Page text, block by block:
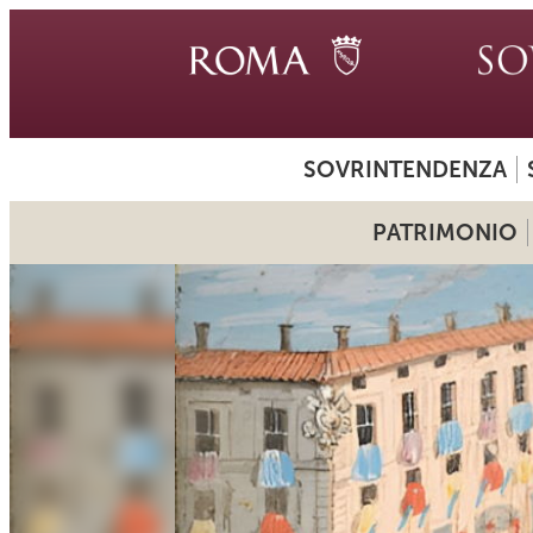
SOVRINTENDENZA
PATRIMONIO